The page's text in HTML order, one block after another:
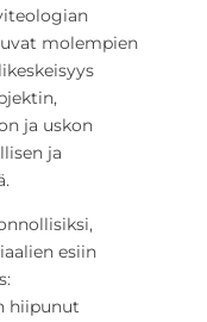
molempien
ja uskon
ja
esiin
hiipunut